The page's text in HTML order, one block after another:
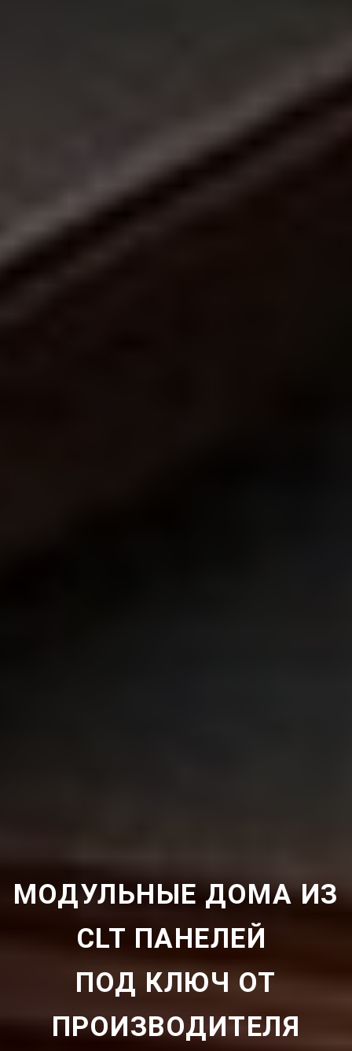
МОДУЛЬНЫЕ ДОМА ИЗ
CLT ПАНЕЛЕЙ
ПОД КЛЮЧ ОТ
ПРОИЗВОДИТЕЛЯ